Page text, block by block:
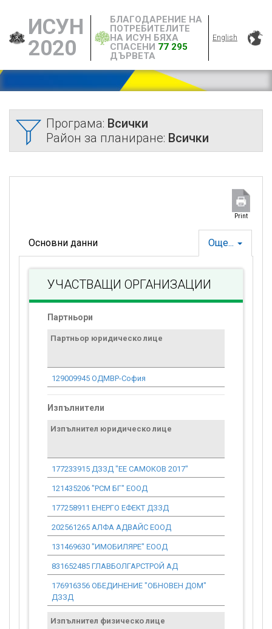
ИСУН
2020
БЛАГОДАРЕНИЕ НА
ПОТРЕБИТЕЛИТЕ
НА ИСУН БЯХА
СПАСЕНИ 77 295
ДЪРВЕТА
English
Програма: Всички
Район за планиране: Всички
Print
Още...
Основни данни
УЧАСТВАЩИ ОРГАНИЗАЦИИ
Партньори
Партньор юридическо лице
129009945 ОДМВР-София
Изпълнители
Изпълнител юридическо лице
177233915 ДЗЗД "ЕЕ САМОКОВ 2017"
121435206 "РСМ БГ" ЕООД
177258911 ЕНЕРГО ЕФЕКТ ДЗЗД
202561265 АЛФА АДВАЙС ЕООД
131469630 "ИМОБИЛЯРЕ" ЕООД
831652485 ГЛАВБОЛГАРСТРОЙ АД
176916356 ОБЕДИНЕНИЕ "ОБНОВЕН ДОМ"
ДЗЗД
Изпълнител физическо лице